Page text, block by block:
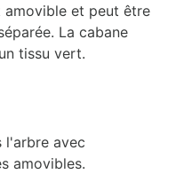
amovible et peut être
La cabane
tissu vert.
l'arbre avec
amovibles.